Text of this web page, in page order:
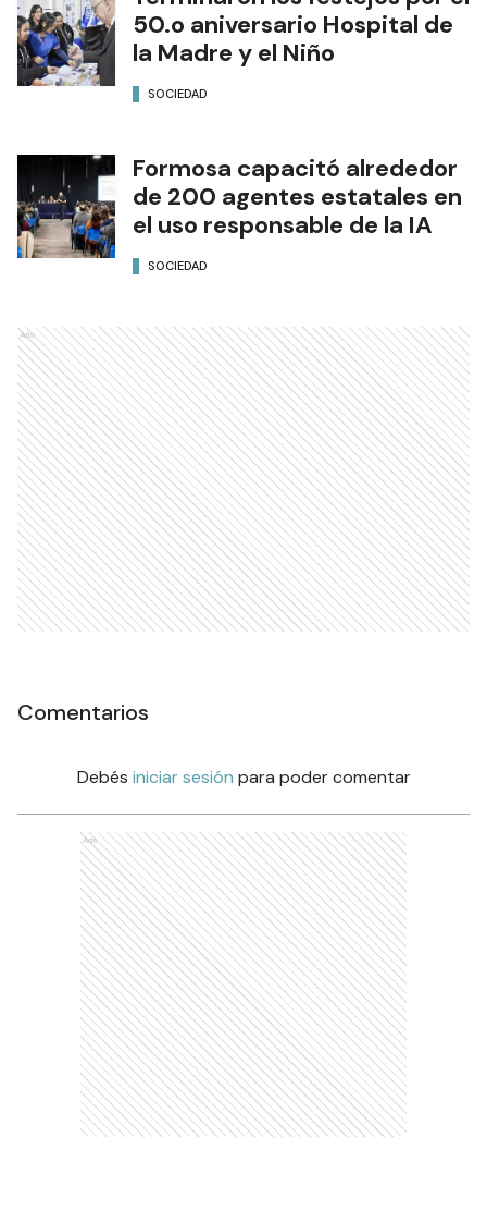
50.o aniversario Hospital de
la Madre y el Niño
SOCIEDAD
Formosa capacitó alrededor
de 200 agentes estatales en
el uso responsable de la IA
SOCIEDAD
Ads
Comentarios
Debés iniciar sesión para poder comentar
Ads